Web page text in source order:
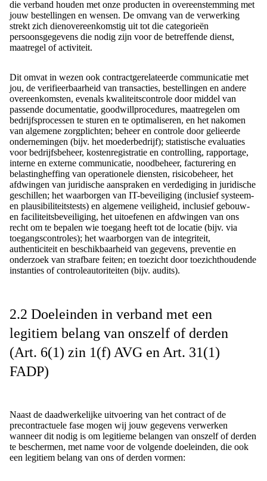
die verband houden met onze producten in overeenstemming met
jouw bestellingen en wensen. De omvang van de verwerking
strekt zich dienovereenkomstig uit tot die categorieën
persoonsgegevens die nodig zijn voor de betreffende dienst,
maatregel of activiteit.
Dit omvat in wezen ook contractgerelateerde communicatie met
jou, de verifieerbaarheid van transacties, bestellingen en andere
overeenkomsten, evenals kwaliteitscontrole door middel van
passende documentatie, goodwillprocedures, maatregelen om
bedrijfsprocessen te sturen en te optimaliseren, en het nakomen
van algemene zorgplichten; beheer en controle door gelieerde
ondernemingen (bijv. het moederbedrijf); statistische evaluaties
voor bedrijfsbeheer, kostenregistratie en controlling, rapportage,
interne en externe communicatie, noodbeheer, facturering en
belastingheffing van operationele diensten, risicobeheer, het
afdwingen van juridische aanspraken en verdediging in juridische
geschillen; het waarborgen van IT-beveiliging (inclusief systeem-
en plausibiliteitstests) en algemene veiligheid, inclusief gebouw-
en faciliteitsbeveiliging, het uitoefenen en afdwingen van ons
recht om te bepalen wie toegang heeft tot de locatie (bijv. via
toegangscontroles); het waarborgen van de integriteit,
authenticiteit en beschikbaarheid van gegevens, preventie en
onderzoek van strafbare feiten; en toezicht door toezichthoudende
instanties of controleautoriteiten (bijv. audits).
2.2 Doeleinden in verband met een
legitiem belang van onszelf of derden
(Art. 6(1) zin 1(f) AVG en Art. 31(1)
FADP)
Naast de daadwerkelijke uitvoering van het contract of de
precontractuele fase mogen wij jouw gegevens verwerken
wanneer dit nodig is om legitieme belangen van onszelf of derden
te beschermen, met name voor de volgende doeleinden, die ook
een legitiem belang van ons of derden vormen: